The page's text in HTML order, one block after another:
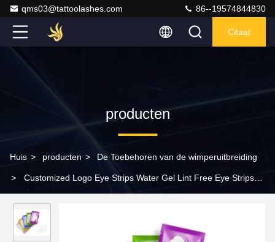
qms03@tattoolashes.com 86--19574844830
Citaat
producten
Huis > producten > De Toebehoren van de wimperuitbreiding
> Customized Logo Eye Strips Water Gel Lint Free Eye Strips